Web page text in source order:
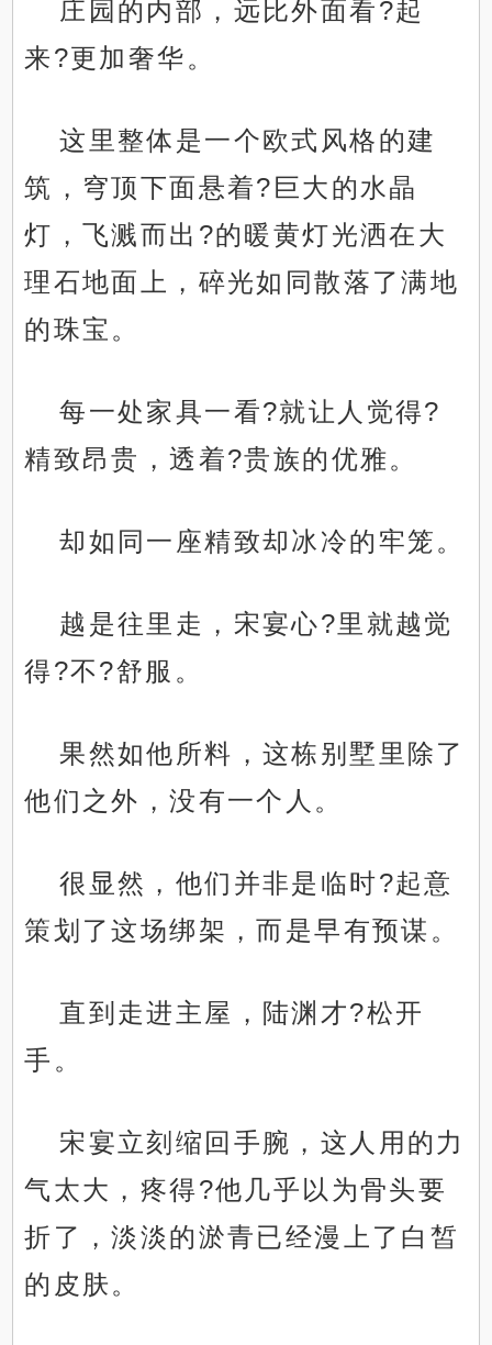
庄园的内部，远比外面看?起
来?更加奢华。
这里整体是一个欧式风格的建
筑，穹顶下面悬着?巨大的水晶
灯，飞溅而出?的暖黄灯光洒在大
理石地面上，碎光如同散落了满地
的珠宝。
每一处家具一看?就让人觉得?
精致昂贵，透着?贵族的优雅。
却如同一座精致却冰冷的牢笼。
越是往里走，宋宴心?里就越觉
得?不?舒服。
果然如他所料，这栋别墅里除了
他们之外，没有一个人。
很显然，他们并非是临时?起意
策划了这场绑架，而是早有预谋。
直到走进主屋，陆渊才?松开
手。
宋宴立刻缩回手腕，这人用的力
气太大，疼得?他几乎以为骨头要
折了，淡淡的淤青已经漫上了白皙
的皮肤。